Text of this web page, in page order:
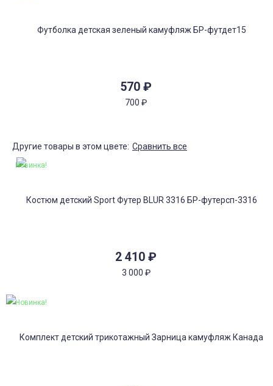
570 ₽
700 ₽
Другие товары в этом цвете: Сравнить все
2 410 ₽
3 000 ₽
Новинка!
Новинка!